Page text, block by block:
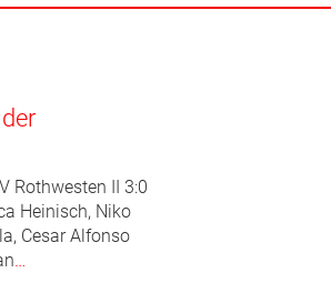
Rothwesten II 3:0
Heinisch, Niko
Cesar Alfonso
…